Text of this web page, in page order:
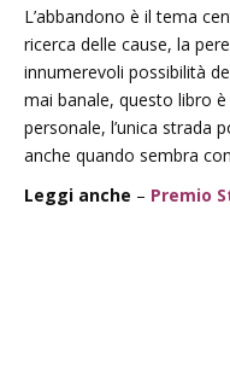
L’abbandono è il tema
ricerca delle cause, la
innumerevoli possibilità
mai banale, questo libro
personale, l’unica strada
anche quando sembra
Leggi anche – Premio